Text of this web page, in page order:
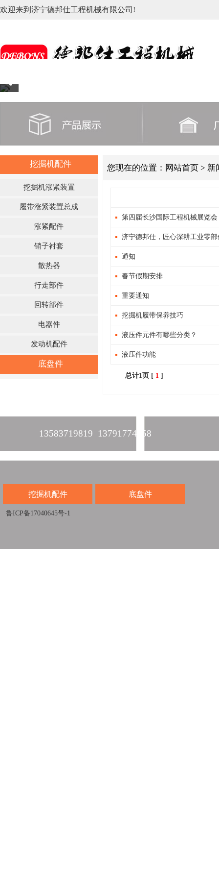
欢迎来到济宁德邦仕工程机械有限公司!
挖掘机配件
挖掘机涨紧装置
履带涨紧装置总成
涨紧配件
销子衬套
散热器
行走部件
回转部件
电器件
发动机配件
底盘件
您现在的位置： 网站首页 > 新
第四届长沙国际工程机械展览会
济宁德邦仕，匠心深耕工业零部
通知
春节假期安排
重要通知
挖掘机履带保养技巧
液压件元件有哪些分类？
液压件功能
总计1页 [ 1 ]
13583719819 13791774458
挖掘机配件 底盘件
鲁ICP备17040645号-1